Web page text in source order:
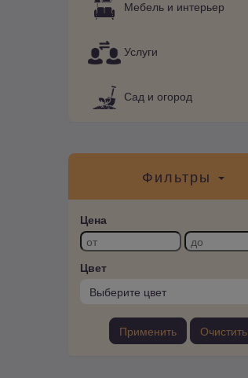
Мебель и интерьер
Услуги
Сад и огород
Фильтры
Цена
Цвет
Выберите цвет
Применить Очистить